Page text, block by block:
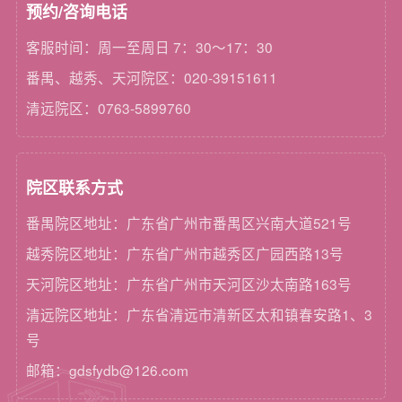
预约/咨询电话
客服时间：周一至周日 7：30～17：30
番禺、越秀、天河院区：020-39151611
清远院区：0763-5899760
院区联系方式
番禺院区地址：广东省广州市番禺区兴南大道521号
越秀院区地址：广东省广州市越秀区广园西路13号
天河院区地址：广东省广州市天河区沙太南路163号
清远院区地址：广东省清远市清新区太和镇春安路1、3
号
邮箱：gdsfydb@126.com